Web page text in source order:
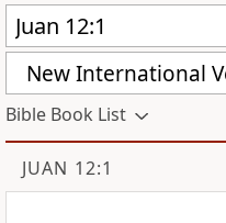
New International
Bible Book List
JUAN 12:1